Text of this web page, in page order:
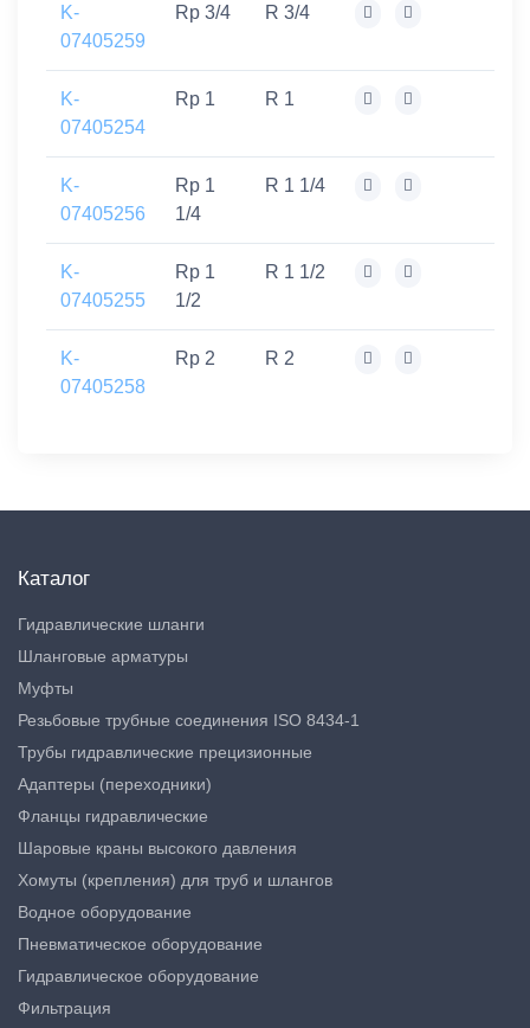
K-
07405259
Rp 3/4 R 3/4
K-
07405254
Rp 1 R 1
K-
07405256
Rp 1
1/4
R 1 1/4
K-
07405255
Rp 1
1/2
R 1 1/2
K-
07405258
Rp 2 R 2
Каталог
Гидравлические шланги
Шланговые арматуры
Муфты
Резьбовые трубные соединения ISO 8434-1
Трубы гидравлические прецизионные
Адаптеры (переходники)
Фланцы гидравлические
Шаровые краны высокого давления
Хомуты (крепления) для труб и шлангов
Водное оборудование
Пневматическое оборудование
Гидравлическое оборудование
Фильтрация